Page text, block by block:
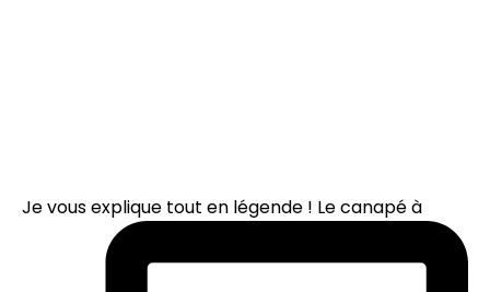
Je vous explique tout en légende ! Le canapé à